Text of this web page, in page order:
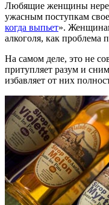
Любящие женщины
ужасным поступкам
когда выпьет».
алкоголя, как проблема
На самом деле, это не
притупляет разум и
избавляет от них